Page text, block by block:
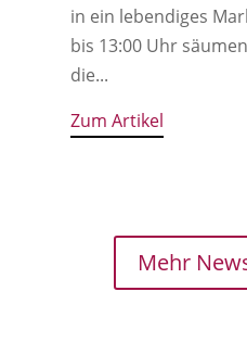
in ein lebendiges
bis 13:00 Uhr
die...
Zum Artikel
Mehr